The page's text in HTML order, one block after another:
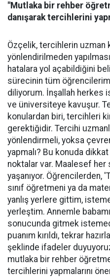
"Mutlaka bir rehber
danışarak tercihlerini
Özçelik, tercihlerin uzman
yönlendirilmeden
hatalara yol açabildiğini
sürecinin tüm
diliyorum. İnşallah herkes
ve üniversiteye kavuşur.
konulardan biri, tercihleri
gerektiğidir. Tercihi
yönlendirmeli, yoksa
yapmalı? Bu konuda
noktalar var. Maalesef her
yaşanıyor. Öğrencilerden,
sınıf öğretmeni ya da
yanlış yerlere gittim,
yerleştim. Annemle
sonucunda gitmek
puanım kırıldı, tekrar
şeklinde ifadeler
mutlaka bir rehber
tercihlerini yapmalarını